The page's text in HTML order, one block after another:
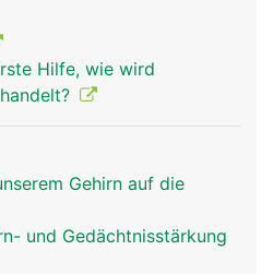
Hilfe, wie wird
Gehirn auf die
und Gedächtnisstärkung